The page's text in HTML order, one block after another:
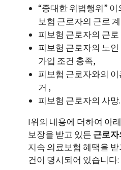
“중대한 위법행위” 이
보험 근로자의 근로
피보험 근로자의 근
피보험 근로자의 노
가입 조건 충족,
피보험 근로자와의 이
거 ,
피보험 근로자의 사망.
I위의 내용에 더하여 아
보장을 받고 있든 근로자
지속 의료보험 혜택을
건이 명시되어 있습니다: